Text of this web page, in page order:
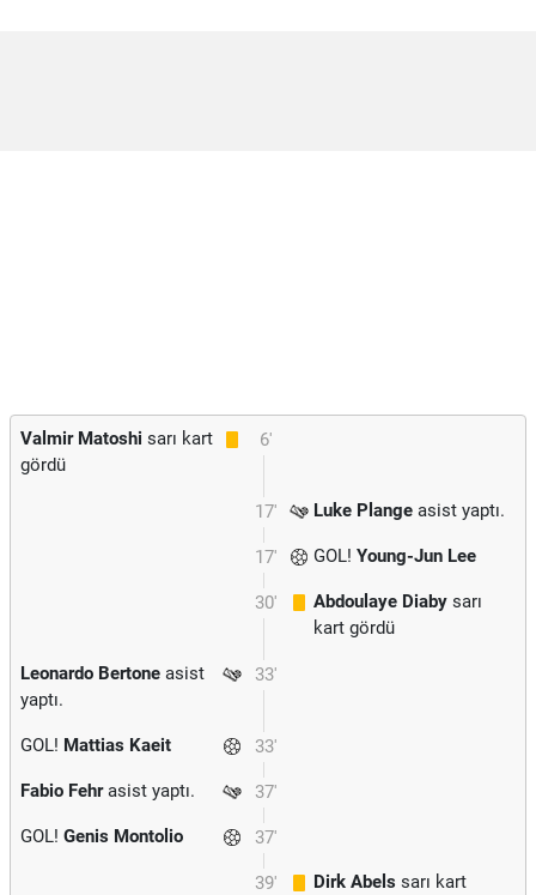
6'
Valmir Matoshi sarı kart
gördü
17' Luke Plange asist yaptı.
17' GOL! Young-Jun Lee
30' Abdoulaye Diaby sarı
kart gördü
33'
Leonardo Bertone asist
yaptı.
33'
GOL! Mattias Kaeit
37'
Fabio Fehrasist yaptı.
37'
GOL! Genis Montolio
39' Dirk Abels sarı kart